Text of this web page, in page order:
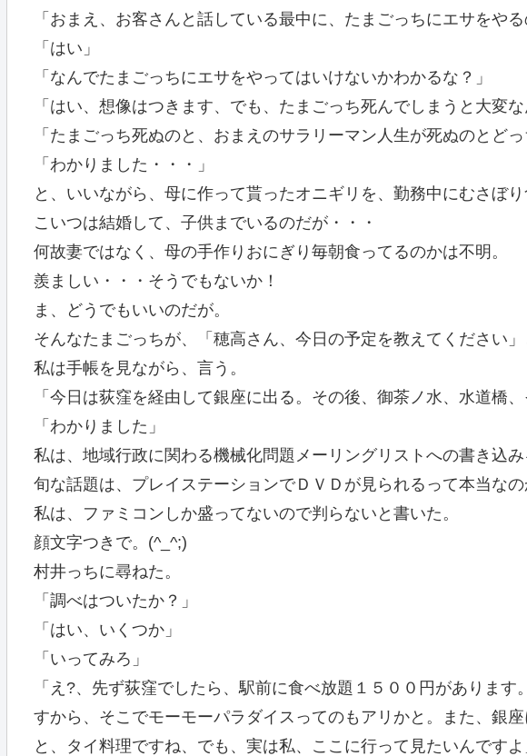
「おまえ、お客さんと話している最中に、たまごっちにエサをやる
「はい」
「なんでたまごっちにエサをやってはいけないかわかるな？」
「はい、想像はつきます、でも、たまごっち死んでしまうと大変な
「たまごっち死ぬのと、おまえのサラリーマン人生が死ぬのとどっ
「わかりました・・・」
と、いいながら、母に作って貰ったオニギリを、勤務中にむさぼり
こいつは結婚して、子供までいるのだが・・・
何故妻ではなく、母の手作りおにぎり毎朝食ってるのかは不明。
羨ましい・・・そうでもないか！
ま、どうでもいいのだが。
そんなたまごっちが、「穂高さん、今日の予定を教えてください」
私は手帳を見ながら、言う。
「今日は荻窪を経由して銀座に出る。その後、御茶ノ水、水道橋、
「わかりました」
私は、地域行政に関わる機械化問題メーリングリストへの書き込み
旬な話題は、プレイステーションでＤＶＤが見られるって本当なの
私は、ファミコンしか盛ってないので判らないと書いた。
顔文字つきで。(^_^;)
村井っちに尋ねた。
「調べはついたか？」
「はい、いくつか」
「いってみろ」
「え?、先ず荻窪でしたら、駅前に食べ放題１５００円がありま
すから、そこでモーモーパラダイスってのもアリかと。また、銀
と、タイ料理ですね、でも、実は私、ここに行って見たいんですよ